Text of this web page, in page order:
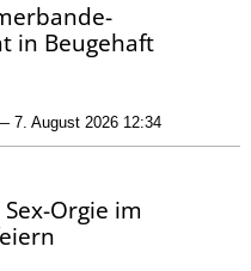
in Beugehaft
7. August 2026 12:34
Orgie im